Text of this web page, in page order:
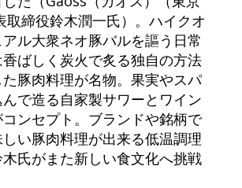
取締役鈴木潤一氏）。ハイクオ
ル大衆ネオ豚バルを謳う日常
ばしく炭火で炙る独自の方法
豚肉料理が名物。果実やスパ
で造る自家製サワーとワイン
ンセプト。ブランドや銘柄で
い豚肉料理が出来る低温調理
氏がまた新しい食文化へ挑戦